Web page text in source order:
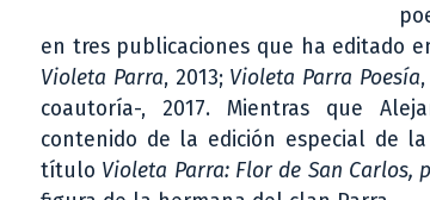
en tres publicaciones que ha editado
Violeta Parra, 2013; Violeta Parra Poesía
coautoría-, 2017. Mientras que
contenido de la edición especial de
título Violeta Parra: Flor de San Carlos,